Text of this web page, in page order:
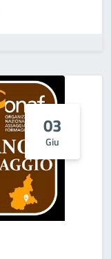
03
Giu